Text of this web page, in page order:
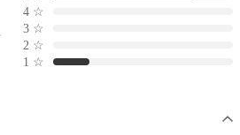
4 ☆
3 ☆
2 ☆
1 ☆